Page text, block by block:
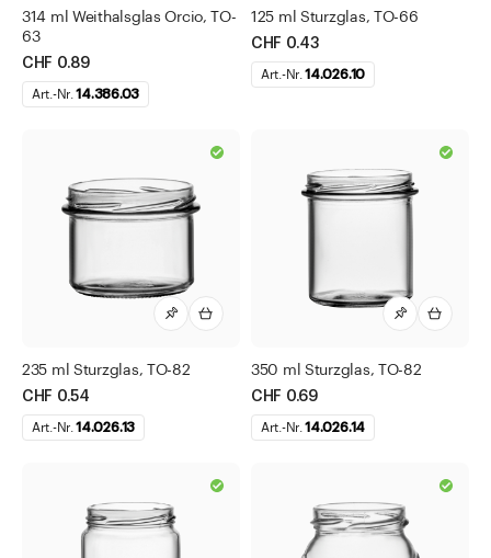
314 ml Weithalsglas Orcio, TO-
63
CHF 0.89
Art.-Nr.14.386.03
125 ml Sturzglas, TO-66
CHF 0.43
Art.-Nr.14.026.10
235 ml Sturzglas, TO-82
CHF 0.54
Art.-Nr.14.026.13
350 ml Sturzglas, TO-82
CHF 0.69
Art.-Nr.14.026.14